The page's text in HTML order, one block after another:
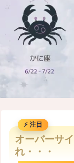
オーバーサ
れ・・・